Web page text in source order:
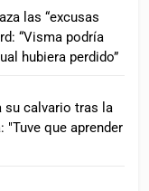
las “excusas
“Visma podría
hubiera perdido”
su calvario tras la
"Tuve que aprender